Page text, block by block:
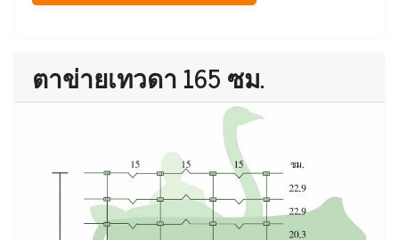
ตาข่ายเทวดา 165 ซม.